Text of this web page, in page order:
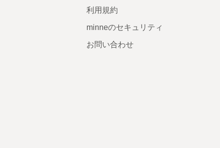
利用規約
minneのセキュリティ
お問い合わせ